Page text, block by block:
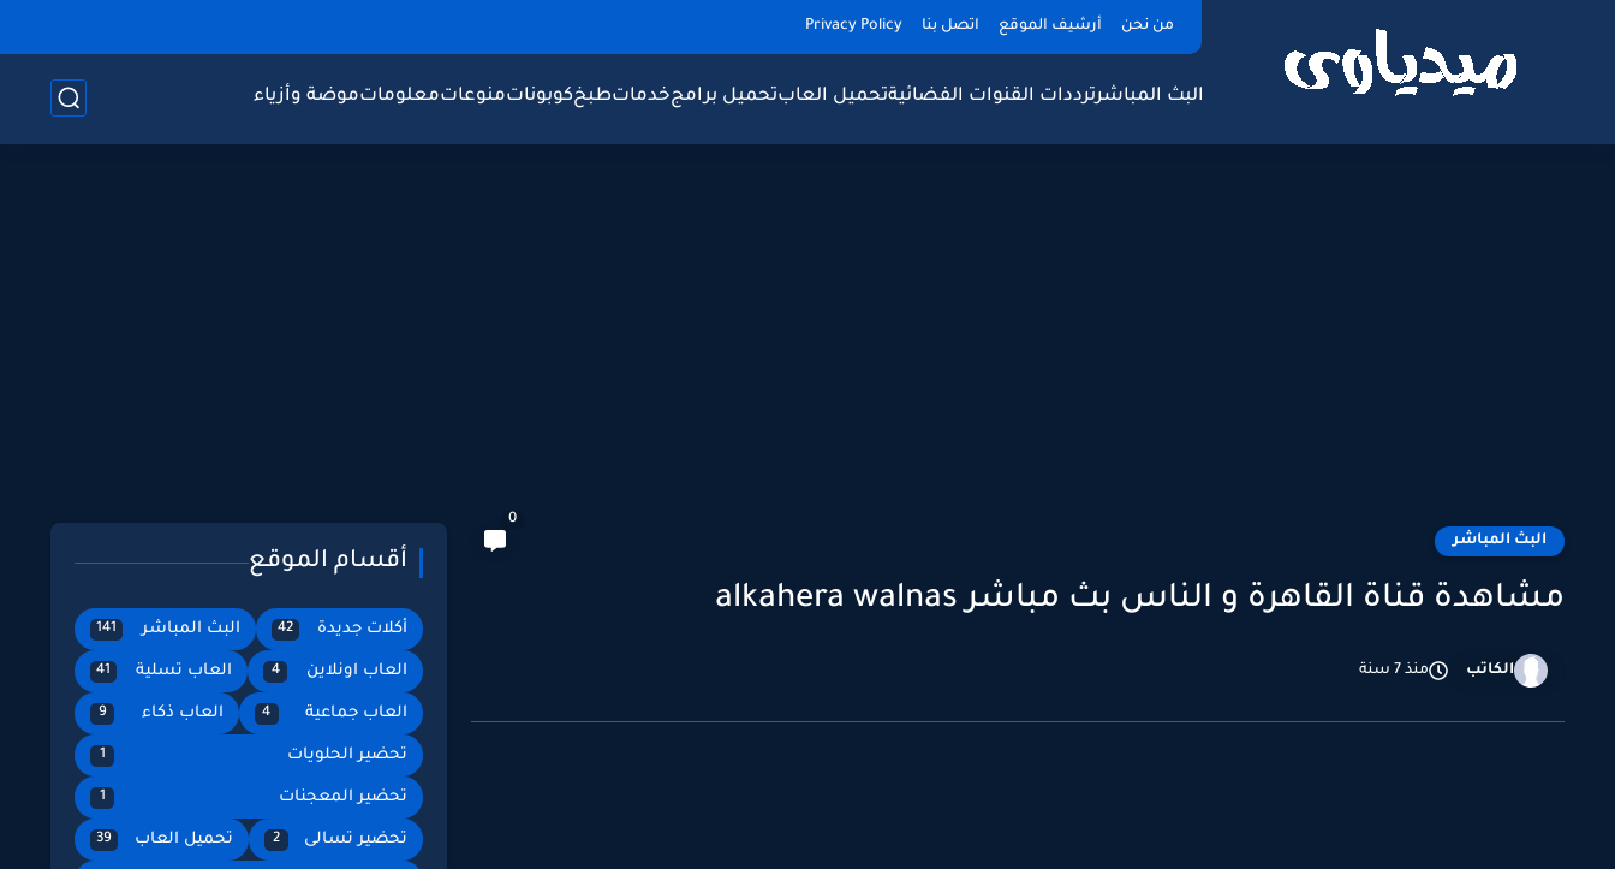
من نحن أرشيف الموقع اتصل بنا Privacy Policy
البث المباشرترددات القنوات الفضائيةتحميل العابتحميل برامجخدماتطبخكوبوناتمنوعاتمعلوماتموضة وأزياء
البث المباشر
0
مشاهدة قناة القاهرة و الناس بث مباشر alkahera walnas
الكاتب منذ 7 سنة
أقسام الموقع
أكلات جديدة 42 البث المباشر 141
العاب اونلاين 4 العاب تسلية 41
العاب جماعية 4 العاب ذكاء 9
تحضير الحلويات 1
تحضير المعجنات 1
تحضير تسالى 2 تحميل العاب 39